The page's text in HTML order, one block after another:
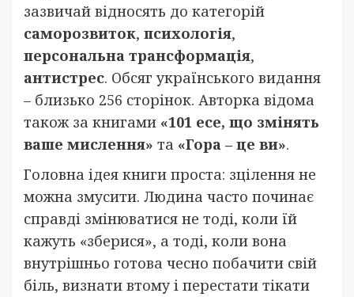
зазвичай відносять до категорій
саморозвиток, психологія,
персональна трансформація,
антистрес. Обсяг українського видання
– близько 256 сторінок. Авторка відома
також за книгами «101 есе, що змінять
ваше мислення» та «Гора – це ви».
Головна ідея книги проста: зцілення не
можна змусити. Людина часто починає
справді змінюватися не тоді, коли їй
кажуть «зберися», а тоді, коли вона
внутрішньо готова чесно побачити свій
біль, визнати втому і перестати тікати